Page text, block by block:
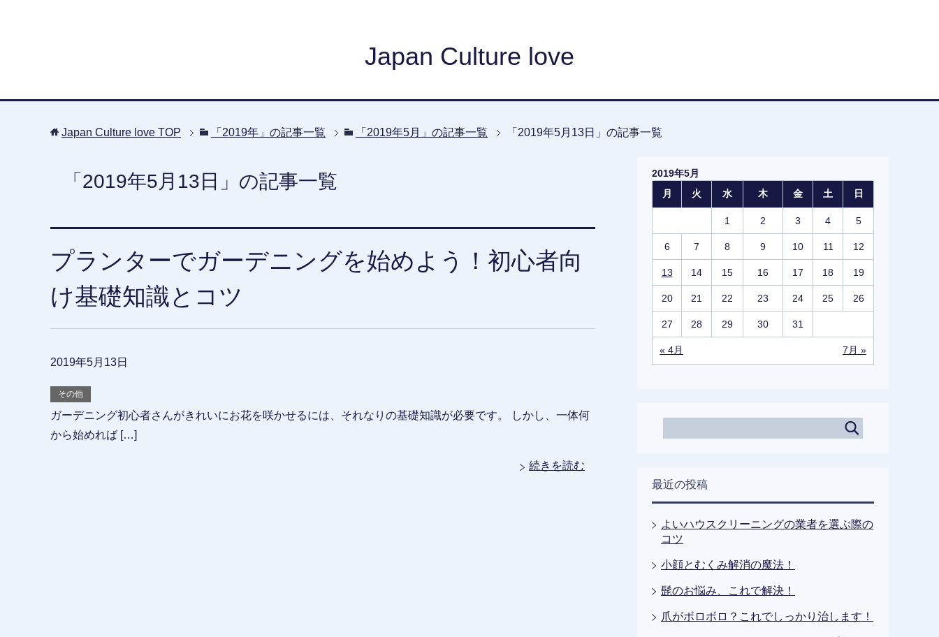
Japan Culture love
Japan Culture love TOP 「2019年」の記事一覧 「2019年5月」の記事一覧 「2019年5月13日」の記事一覧
「2019年5月13日」の記事一覧
プランターでガーデニングを始めよう！初心者向
け基礎知識とコツ
2019年5月13日
その他
ガーデニング初心者さんがきれいにお花を咲かせるには、それなりの基礎知識が必要です。 しかし、一体何
から始めれば […]
続きを読む
2019年5月
月
火 水 木 金 土 日
« 4月 7月 »
1 2 3 4 5
6 7 8 9 10 11 12
13 14 15 16 17 18 19
20 21 22 23 24 25 26
27 28 29 30 31
最近の投稿
よいハウスクリーニングの業者を選ぶ際の
コツ
小顔とむくみ解消の魔法！
髭のお悩み、これで解決！
爪がボロボロ？これでしっかり治します！